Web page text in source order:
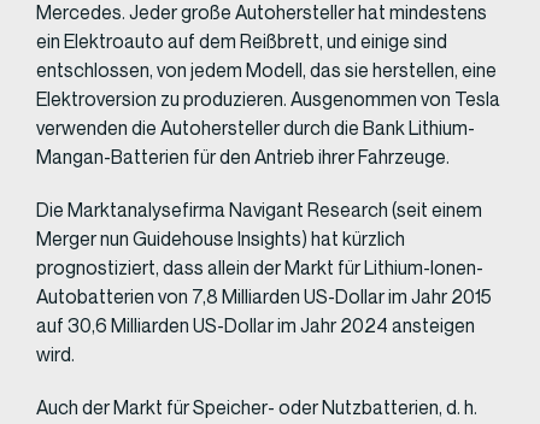
Mercedes. Jeder große Autohersteller hat mindestens
ein Elektroauto auf dem Reißbrett, und einige sind
entschlossen, von jedem Modell, das sie herstellen, eine
Elektroversion zu produzieren. Ausgenommen von Tesla
verwenden die Autohersteller durch die Bank Lithium-
Mangan-Batterien für den Antrieb ihrer Fahrzeuge.
Die Marktanalysefirma Navigant Research (seit einem
Merger nun Guidehouse Insights) hat kürzlich
prognostiziert, dass allein der Markt für Lithium-Ionen-
Autobatterien von 7,8 Milliarden US-Dollar im Jahr 2015
auf 30,6 Milliarden US-Dollar im Jahr 2024 ansteigen
wird.
Auch der Markt für Speicher- oder Nutzbatterien, d. h.